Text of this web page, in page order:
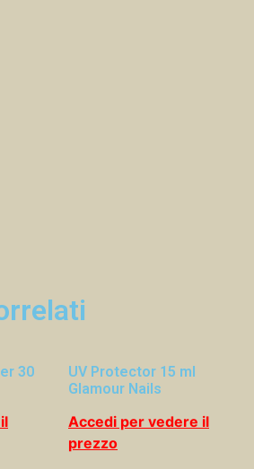
30
UV Protector 15 ml
Glamour Nails
Accedi per vedere il
prezzo